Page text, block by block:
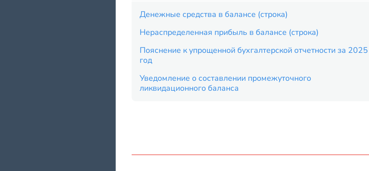
Денежные средства в балансе (строка)
Нераспределенная прибыль в балансе (строка)
Пояснение к упрощенной бухгалтерской отчетности за 2025
год
Уведомление о составлении промежуточного
ликвидационного баланса